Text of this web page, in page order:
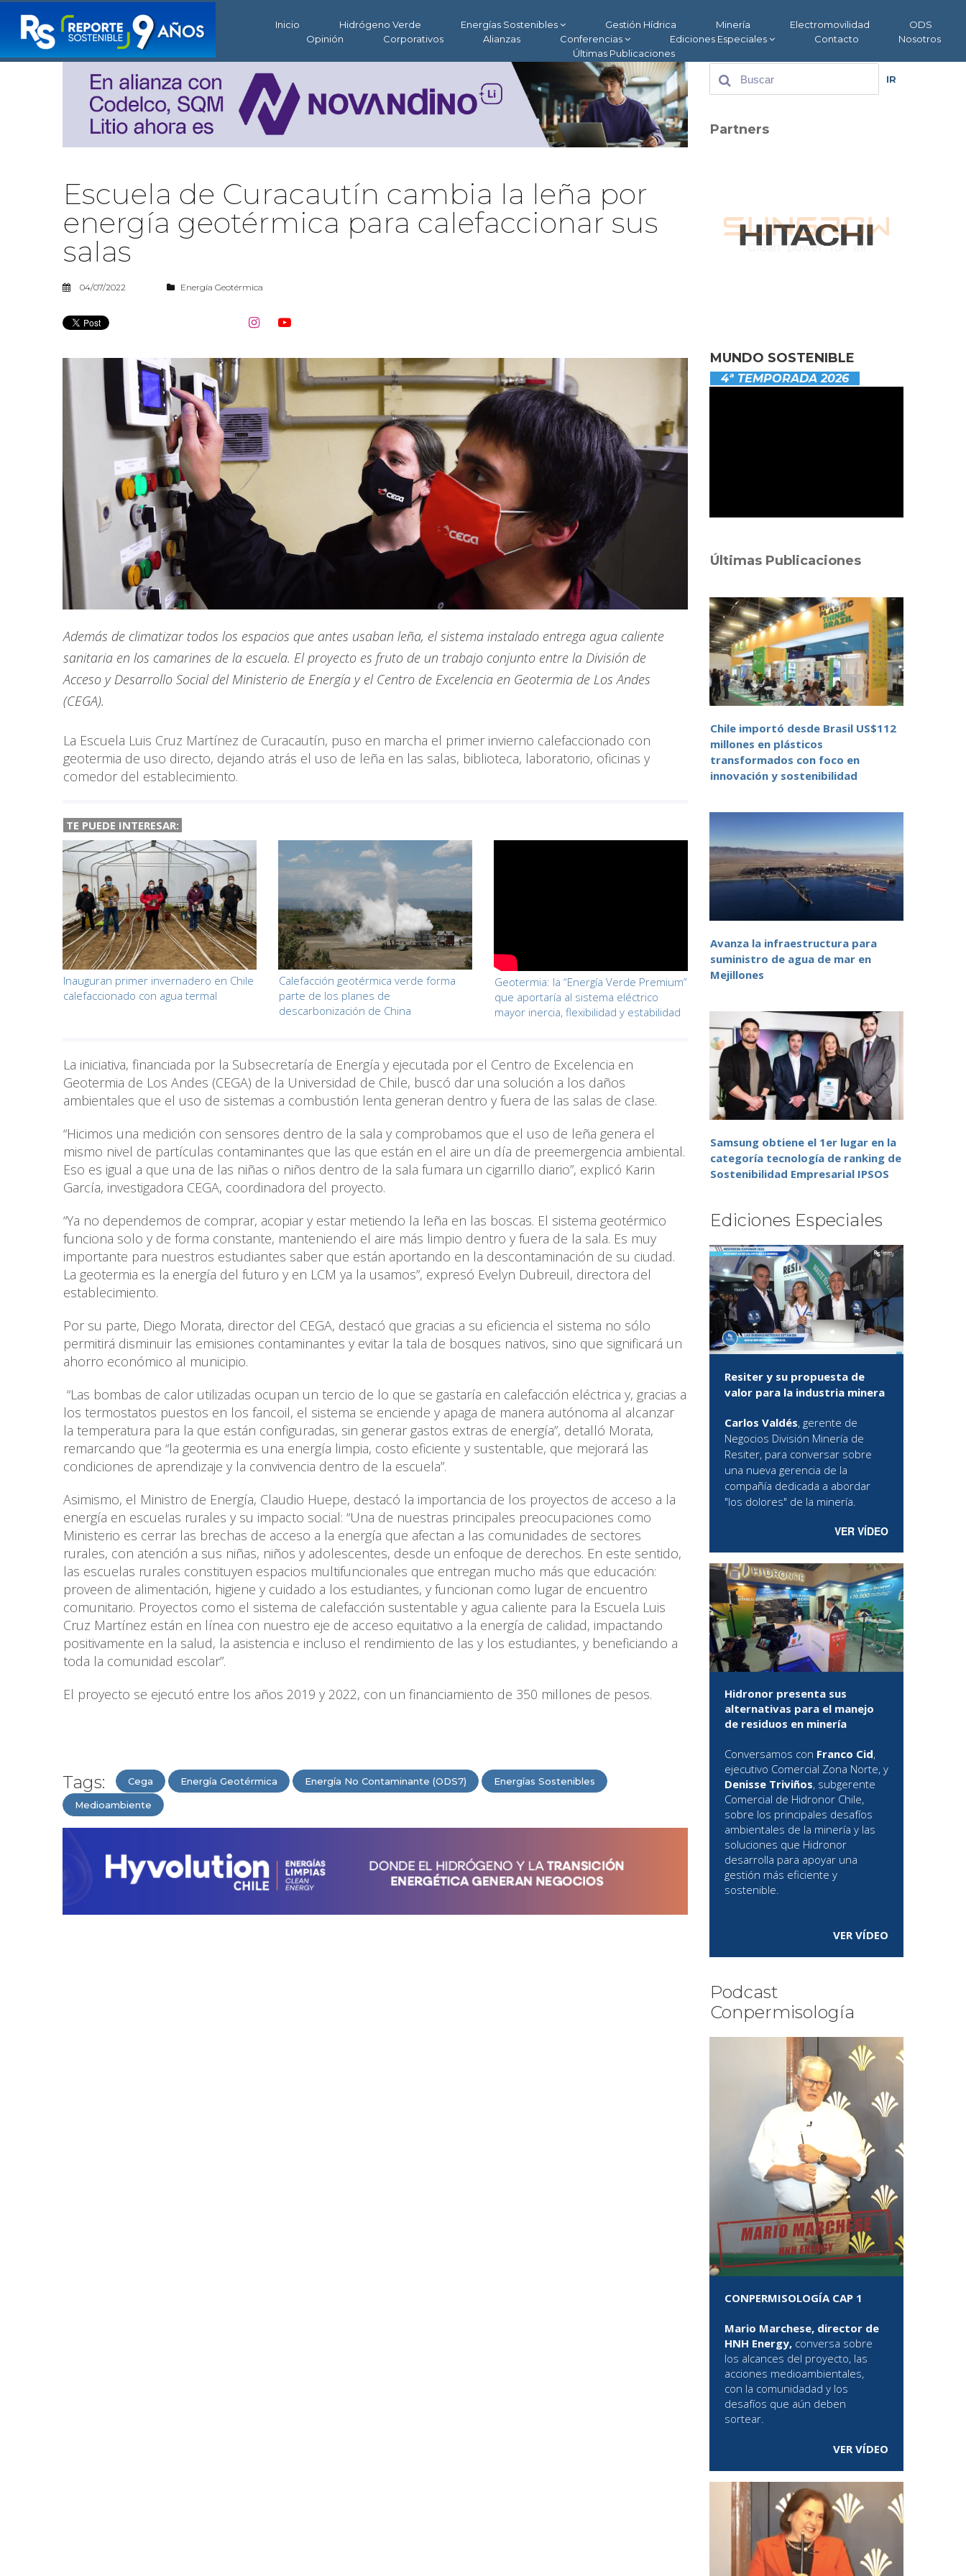
Inicio Hidrógeno Verde Energías Sostenibles Gestión Hídrica Minería Electromovilidad
ODS
Opinión
Corporativos Alianzas Conferencias Ediciones Especiales Contacto
Nosotros
Últimas Publicaciones
Escuela de Curacautín cambia la leña por
energía geotérmica para calefaccionar sus
salas
04/07/2022 Energía Geotérmica
 
Además de climatizar todos los espacios que antes usaban leña, el sistema instalado entrega agua caliente
sanitaria en los camarines de la escuela. El proyecto es fruto de un trabajo conjunto entre la División de
Acceso y Desarrollo Social del Ministerio de Energía y el Centro de Excelencia en Geotermia de Los Andes
(CEGA).
La Escuela Luis Cruz Martínez de Curacautín, puso en marcha el primer invierno calefaccionado con
geotermia de uso directo, dejando atrás el uso de leña en las salas, biblioteca, laboratorio, oficinas y
comedor del establecimiento.
TE PUEDE INTERESAR:
Inauguran primer invernadero en Chile
calefaccionado con agua termal
Calefacción geotérmica verde forma
parte de los planes de
descarbonización de China
Geotermia: la “Energía Verde Premium”
que aportaría al sistema eléctrico
mayor inercia, flexibilidad y estabilidad
La iniciativa, financiada por la Subsecretaría de Energía y ejecutada por el Centro de Excelencia en
Geotermia de Los Andes (CEGA) de la Universidad de Chile, buscó dar una solución a los daños
ambientales que el uso de sistemas a combustión lenta generan dentro y fuera de las salas de clase.
“Hicimos una medición con sensores dentro de la sala y comprobamos que el uso de leña genera el
mismo nivel de partículas contaminantes que las que están en el aire un día de preemergencia ambiental.
Eso es igual a que una de las niñas o niños dentro de la sala fumara un cigarrillo diario”, explicó Karin
García, investigadora CEGA, coordinadora del proyecto.
“Ya no dependemos de comprar, acopiar y estar metiendo la leña en las boscas. El sistema geotérmico
funciona solo y de forma constante, manteniendo el aire más limpio dentro y fuera de la sala. Es muy
importante para nuestros estudiantes saber que están aportando en la descontaminación de su ciudad.
La geotermia es la energía del futuro y en LCM ya la usamos”, expresó Evelyn Dubreuil, directora del
establecimiento.
Por su parte, Diego Morata, director del CEGA, destacó que gracias a su eficiencia el sistema no sólo
permitirá disminuir las emisiones contaminantes y evitar la tala de bosques nativos, sino que significará un
ahorro económico al municipio.
“Las bombas de calor utilizadas ocupan un tercio de lo que se gastaría en calefacción eléctrica y, gracias a
los termostatos puestos en los fancoil, el sistema se enciende y apaga de manera autónoma al alcanzar
la temperatura para la que están configuradas, sin generar gastos extras de energía”, detalló Morata,
remarcando que “la geotermia es una energía limpia, costo eficiente y sustentable, que mejorará las
condiciones de aprendizaje y la convivencia dentro de la escuela”.
Asimismo, el Ministro de Energía, Claudio Huepe, destacó la importancia de los proyectos de acceso a la
energía en escuelas rurales y su impacto social: “Una de nuestras principales preocupaciones como
Ministerio es cerrar las brechas de acceso a la energía que afectan a las comunidades de sectores
rurales, con atención a sus niñas, niños y adolescentes, desde un enfoque de derechos. En este sentido,
las escuelas rurales constituyen espacios multifuncionales que entregan mucho más que educación:
proveen de alimentación, higiene y cuidado a los estudiantes, y funcionan como lugar de encuentro
comunitario. Proyectos como el sistema de calefacción sustentable y agua caliente para la Escuela Luis
Cruz Martínez están en línea con nuestro eje de acceso equitativo a la energía de calidad, impactando
positivamente en la salud, la asistencia e incluso el rendimiento de las y los estudiantes, y beneficiando a
toda la comunidad escolar”.
El proyecto se ejecutó entre los años 2019 y 2022, con un financiamiento de 350 millones de pesos.
Tags: Cega Energía Geotérmica Energía No Contaminante (ODS7) Energías Sostenibles
Medioambiente
IR
Partners
MUNDO SOSTENIBLE
4ª TEMPORADA 2026
Últimas Publicaciones
Chile importó desde Brasil US$112
millones en plásticos
transformados con foco en
innovación y sostenibilidad
Avanza la infraestructura para
suministro de agua de mar en
Mejillones
Samsung obtiene el 1er lugar en la
categoría tecnología de ranking de
Sostenibilidad Empresarial IPSOS
Ediciones Especiales
Resiter y su propuesta de
valor para la industria minera
Carlos Valdés, gerente de
Negocios División Minería de
Resiter, para conversar sobre
una nueva gerencia de la
compañía dedicada a abordar
"los dolores" de la minería.
VER VÍDEO
Hidronor presenta sus
alternativas para el manejo
de residuos en minería
Conversamos con Franco Cid,
ejecutivo Comercial Zona Norte, y
Denisse Triviños, subgerente
Comercial de Hidronor Chile,
sobre los principales desafíos
ambientales de la minería y las
soluciones que Hidronor
desarrolla para apoyar una
gestión más eficiente y
sostenible.
VER VÍDEO
Podcast
Conpermisología
CONPERMISOLOGÍA CAP 1
Mario Marchese, director de
HNH Energy, conversa sobre
los alcances del proyecto, las
acciones medioambientales,
con la comunidadad y los
desafíos que aún deben
sortear.
VER VÍDEO